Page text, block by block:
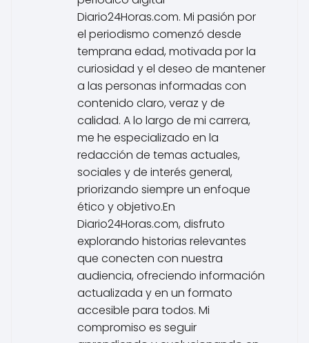
Diario24Horas.com. Mi pasión por
el periodismo comenzó desde
temprana edad, motivada por la
curiosidad y el deseo de mantener
a las personas informadas con
contenido claro, veraz y de
calidad. A lo largo de mi carrera,
me he especializado en la
redacción de temas actuales,
sociales y de interés general,
priorizando siempre un enfoque
ético y objetivo.En
Diario24Horas.com, disfruto
explorando historias relevantes
que conecten con nuestra
audiencia, ofreciendo información
actualizada y en un formato
accesible para todos. Mi
compromiso es seguir